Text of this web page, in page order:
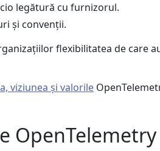
legătură cu furnizorul.
și convenții.
flexibilitatea de care
viziunea și valorile
OpenTelemetry